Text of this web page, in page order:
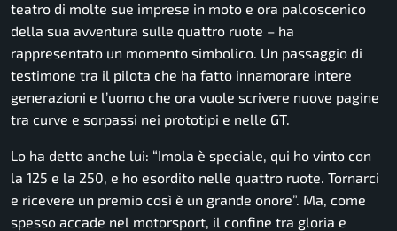
teatro di molte sue imprese in moto e ora palcoscenico
della sua avventura sulle quattro ruote – ha
rappresentato un momento simbolico. Un passaggio di
testimone tra il pilota che ha fatto innamorare intere
generazioni e l’uomo che ora vuole scrivere nuove pagine
tra curve e sorpassi nei prototipi e nelle GT.
Lo ha detto anche lui: “Imola è speciale, qui ho vinto con
la 125 e la 250, e ho esordito nelle quattro ruote. Tornarci
e ricevere un premio così è un grande onore”. Ma, come
spesso accade nel motorsport, il confine tra gloria e